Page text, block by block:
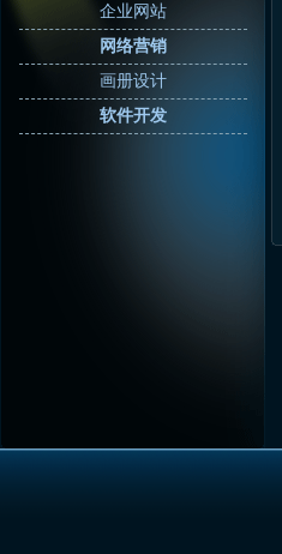
企业网站
网络营销
画册设计
软件开发